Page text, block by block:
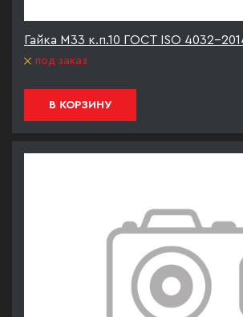
Гайка М33 к.п.10 ГОСТ ISO 4032-
под заказ
В КОРЗИНУ